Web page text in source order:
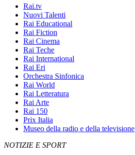
Rai.tv
Nuovi Talenti
Rai Educational
Rai Fiction
Rai Cinema
Rai Teche
Rai International
Rai Eri
Orchestra Sinfonica
Rai World
Rai Letteratura
Rai Arte
Rai 150
Prix Italia
Museo della radio e della televisione
NOTIZIE E SPORT